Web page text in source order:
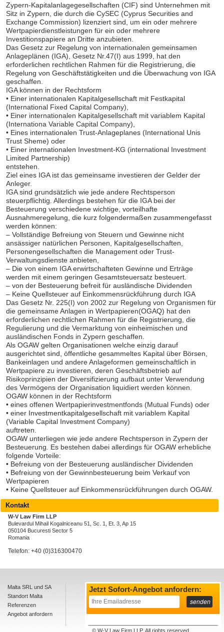
Zypern-Kapitalanlagegesellschaften (CIF) sind Unternehmen mit
Sitz in Zypern, die durch die CySEC (Cyprus Securities and
Exchange Commission) lizenziert sind, um ein oder mehrere
Wertpapierdienstleistungen für ein oder mehrere
Investitionspapiere an Dritte anzubieten.
Das Gesetz zur Regelung von internationalen gemeinsamen
Anlageplänen (IGA), Gesetz Nr.47(I) aus 1999, hat den
erforderlichen rechtlichen Rahmen für die Registrierung, die
Regelung von Geschäftstätigkeiten und die Überwachung von IGA
geschaffen.
IGA können in der Rechtsform
• Einer internationalen Kapitalgesellschaft mit Festkapital
(International Fixed Capital Company),
• Einer internationalen Kapitalgesellschaft mit variablem Kapital
(Internationa Variable Capital Company),
• Eines internationalen Trust-Anlageplanes (International Unis
Trust Sheme) oder
• Einer internationalen Investment-KG (international Investment
Limited Partnership)
entstehen.
Ziel eines IGA ist das gemeinsame investieren der Gelder der
Anleger.
IGA sind grundsätzlich wie jede andere Rechtsperson
steuerpflichtig. Allerdings bestehen für die IGA bei der
Besteuerung verschiedene wichtige, vorteilhafte
Ausnahmeregelung, die kurz folgendermaßen zusammengefasst
werden können:
– Vollständige Befreiung von Steuern und Gewinne nicht
ansässiger natürlichen Personen, Kapitalgesellschaften,
Personengesellschaften die Management oder Trust-
Verwaltungsdienste anbieten,
– Die von einem IGA erwirtschafteten Gewinne und Erträge
werden mit einem geringen Gesamtsteuersatz besteuert.
– von der Besteuerung befreit für ausländische Dividenden
– Keine Quellsteuer auf Einkommensrückführung durch IGA
Das Gesetz Nr. 225(I) von 2002 zur Regelung von Organismen für
die gemeinsame Anlagen in Wertpapieren(OGAQ) hat den
erforderlichen rechtlichen Rahmen für die Registrierung, die
Regulierung und die Vermarktung von einheimischen und
ausländischen Fonds in Zypern geschaffen.
Als OGAW gelten Organisationen welche einzig darauf
ausgerichtet sind, öffentliche gesammeltes Kapital über Börsen,
Bankeinlagen und andere Anlageformen gemeinschaftlich in
Wertpapiere zu investieren, deren Geschäftsbetrieb auf
Risikoprinzipien der Diversifizierung aufbaut unter Verwendung
des Vermögens der Organisation liquidiert werden können.
OGAW können in der Rechtsform
• eines offenen Wertpapierinvestmentfonds (Mutual Funds) oder
• einer Investmentkapitalgesellschaft mit variablem Kapital
(Variable Capital Investment Company)
auftreten.
OGAW unterliegen wie jede andere Rechtsperson in Zypern der
Besteuerung. Es bestehen dabei allerdings für OGAW erhebliche
folgende Vorteile:
• Befreiung von der Besteuerung ausländischer Dividenden
• Befreiung von der Gewinnbesteuerung beim Verkauf von
Wertpapieren
• Keine Quellsteuer auf Einkommensrückführungen durch OGAW.
Kontakt
W-V Law Firm LLP
Bulevardul Mihail Kogalniceanu 51, Sc. 1, Et. 3, Ap 15
050104 Bucuresti Sector 5
Romania
Telefon: +40 (0)316300470
Malta SRL und SA
Standort Malta
Referenzen
Angebot anfordern
Über uns
Kontakt
Impressum
Datenschutz
AGB
© W-V Law Firm LLP, All rights reserved
Jetzt Sofort-Angebot anfordern: